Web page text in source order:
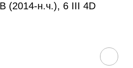
(2014-н.ч.), 6 III 4D